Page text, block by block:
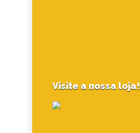
Visite a nossa loja!